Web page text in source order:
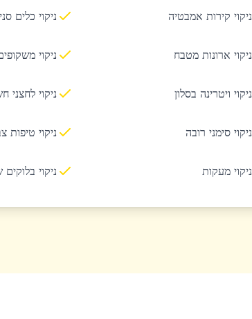
ניקוי קירות אמבטיה ניקוי כלים
ניקוי ארונות מטבח ניקוי
ניקוי ויטרינה בסלון ניקוי לחצני
ניקוי סימני רובה ניקוי טיפות
ניקוי מעקות ניקוי בלוקים